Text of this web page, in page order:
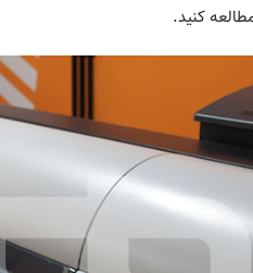
کنید.